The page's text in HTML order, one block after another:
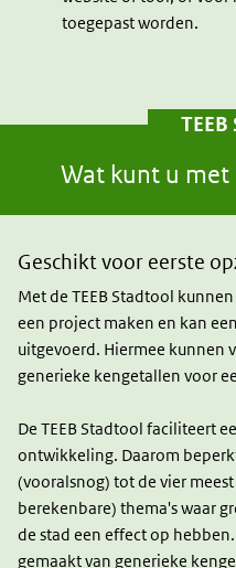
toegepast worden.
Wat kunt u met
Geschikt voor eerste
Met de TEEB Stadtool
een project maken en kan
uitgevoerd. Hiermee kunnen
generieke kengetallen voor
De TEEB Stadtool faciliteert
ontwikkeling. Daarom
(vooralsnog) tot de vier
berekenbare) thema's waar
de stad een effect op
gemaakt van generieke